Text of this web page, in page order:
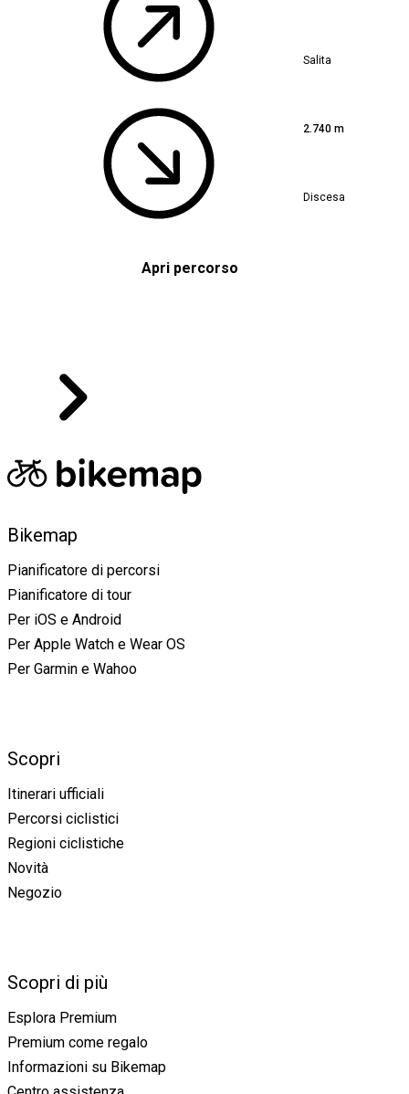
Salita
2.740 m
Discesa
Apri percorso
Bikemap
Pianificatore di percorsi
Pianificatore di tour
Per iOS e Android
Per Apple Watch e Wear OS
Per Garmin e Wahoo
Scopri
Itinerari ufficiali
Percorsi ciclistici
Regioni ciclistiche
Novità
Negozio
Scopri di più
Esplora Premium
Premium come regalo
Informazioni su Bikemap